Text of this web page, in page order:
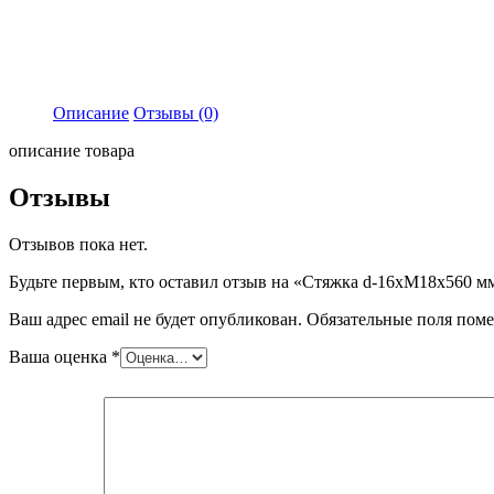
Описание Отзывы (0)
описание товара
Отзывы
Отзывов пока нет.
Будьте первым, кто оставил отзыв на «Стяжка d-16хМ18х560
Ваш адрес email не будет опубликован. Обязательные поля
Ваша оценка *